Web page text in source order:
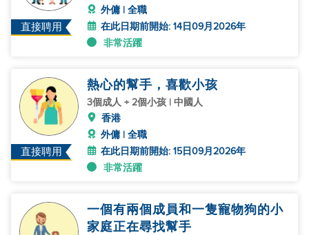
直接聘用
外傭 | 全職
在此日期前開始: 14日09月2026年
非常活躍
直接聘用
熱心的幫手，喜歡小孩
3個成人 + 2個小孩 | 中國人
香港
外傭 | 全職
在此日期前開始: 15日09月2026年
非常活躍
一個有兩個成員和一隻寵物狗的小
家庭正在尋找幫手